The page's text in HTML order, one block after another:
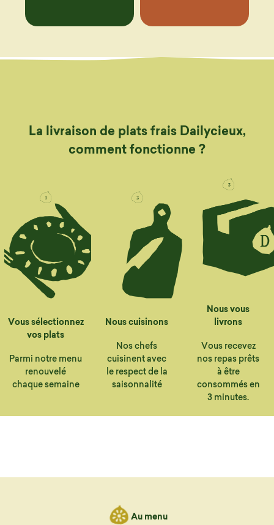
La livraison de plats frais Dailycieux,
comment fonctionne ?
Vous sélectionnez
vos plats
Parmi notre menu
renouvelé
chaque semaine
Nous cuisinons
Nos chefs
cuisinent avec
le respect de la
saisonnalité
Nous vous
livrons
Vous recevez
nos repas prêts
à être
consommés en
3 minutes.
Au menu